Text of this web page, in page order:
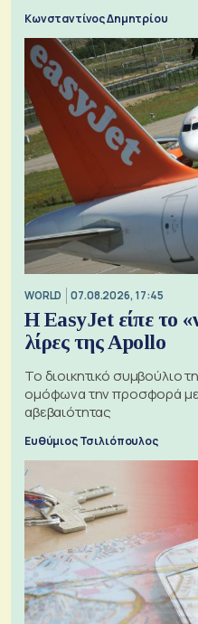
Κωνσταντίνος Δημητρίου
WORLD 07.08.2026, 17:45
Η EasyJet είπε το
λίρες της Apollo
Το διοικητικό συμβούλιο
ομόφωνα την προσφορά
αβεβαιότητας
Ευθύμιος Τσιλιόπουλος